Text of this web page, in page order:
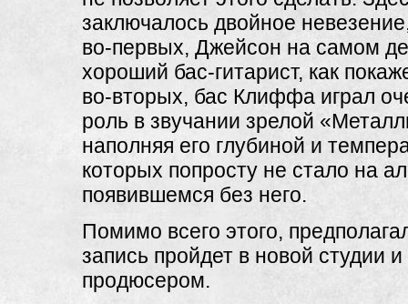
заключалось двойное
во-первых, Джейсон на самом
хороший бас-гитарист, как
во-вторых, бас Клиффа играл
роль в звучании зрелой
наполняя его глубиной и
которых попросту не стало на
появившемся без него.
Помимо всего этого,
запись пройдет в новой студии
продюсером.